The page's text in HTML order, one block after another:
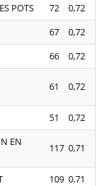
POTS 72
0,72
67
0,72
66 0,72
61 0,72
51 0,72
EN
117 0,71
109 0,71